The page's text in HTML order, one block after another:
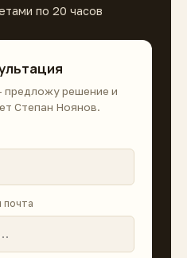
по 20 часов
предложу решение и
Степан Ноянов.
почта